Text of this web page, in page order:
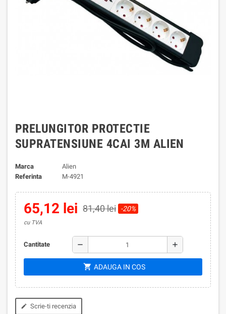
PRELUNGITOR PROTECTIE
SUPRATENSIUNE 4CAI 3M ALIEN
Marca
Alien
Referinta
M-4921
65,12 lei 81,40 lei -20%
cu TVA
Cantitate remove add
shopping_cart ADAUGA IN COS
edit Scrie-ti recenzia